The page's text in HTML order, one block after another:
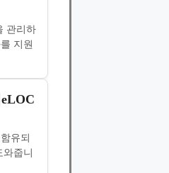
관리하
지원
유되
줍니